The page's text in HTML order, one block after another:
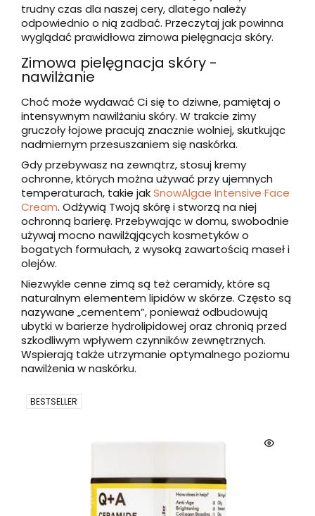
trudny czas dla naszej cery, dlatego należy
odpowiednio o nią zadbać. Przeczytaj jak powinna
wyglądać prawidłowa zimowa pielęgnacja skóry.
Zimowa pielęgnacja skóry -
nawilżanie
Choć może wydawać Ci się to dziwne, pamiętaj o
intensywnym nawilżaniu skóry. W trakcie zimy
gruczoły łojowe pracują znacznie wolniej, skutkując
nadmiernym przesuszaniem się naskórka.
Gdy przebywasz na zewnątrz, stosuj kremy
ochronne, których można używać przy ujemnych
temperaturach, takie jakSnowAlgae Intensive Face
Cream. Odżywią Twoją skórę i stworzą na niej
ochronną barierę. Przebywając w domu, swobodnie
używaj mocno nawilżąjących kosmetyków o
bogatych formułach, z wysoką zawartością maseł i
olejów.
Niezwykle cenne zimą są też ceramidy, które są
naturalnym elementem lipidów w skórze. Często są
nazywane „cementem”, ponieważ odbudowują
ubytki w barierze hydrolipidowej oraz chronią przed
szkodliwym wpływem czynników zewnętrznych.
Wspierają także utrzymanie optymalnego poziomu
nawilżenia w naskórku.
BESTSELLER